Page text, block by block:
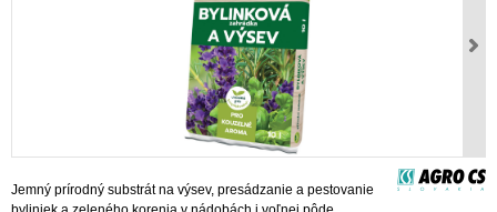
Jemný prírodný substrát na výsev, presádzanie a pestovanie